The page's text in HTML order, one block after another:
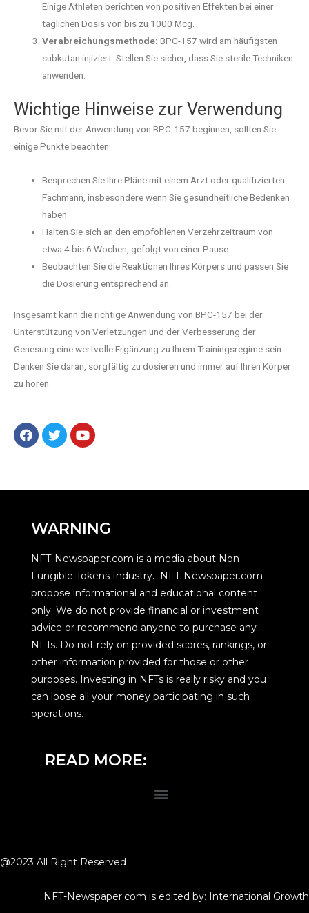
Einige Athleten berichten von positiven Effekten bei einer
täglichen Dosis von bis zu 1000 Mcg.
Verabreichungsmethode: BPC-157 wird am häufigsten
subkutan injiziert. Stellen Sie sicher, dass Sie sterile Techniken
anwenden.
Wichtige Hinweise zur Verwendung
Bevor Sie mit der Anwendung von BPC-157 beginnen, sollten Sie
einige Punkte beachten:
Besprechen Sie Ihre Pläne mit einem Arzt oder qualifizierten
Fachmann, insbesondere wenn Sie gesundheitliche Bedenken
haben.
Halten Sie sich an den empfohlenen Verzehrzeitraum von
etwa 4 bis 6 Wochen, gefolgt von einer Pause.
Beobachten Sie die Reaktionen Ihres Körpers und passen Sie
die Dosierung entsprechend an.
Insgesamt kann die richtige Anwendung von BPC-157 bei der
Unterstützung von Verletzungen und der Verbesserung der
Genesung eine wertvolle Ergänzung zu Ihrem Trainingsregime sein.
Denken Sie daran, sorgfältig zu dosieren und immer auf Ihren Körper
zu hören.
WARNING
NFT-Newspaper.com is a media about Non
Fungible Tokens Industry. NFT-Newspaper.com
propose informational and educational content
only. We do not provide financial or investment
advice or recommend anyone to purchase any
NFTs. Do not rely on provided scores, rankings, or
other information provided for those or other
purposes. Investing in NFTs is really risky and you
can loose all your money participating in such
operations.
READ MORE:
@2023 All Right Reserved
NFT-Newspaper.com is edited by: International Growth